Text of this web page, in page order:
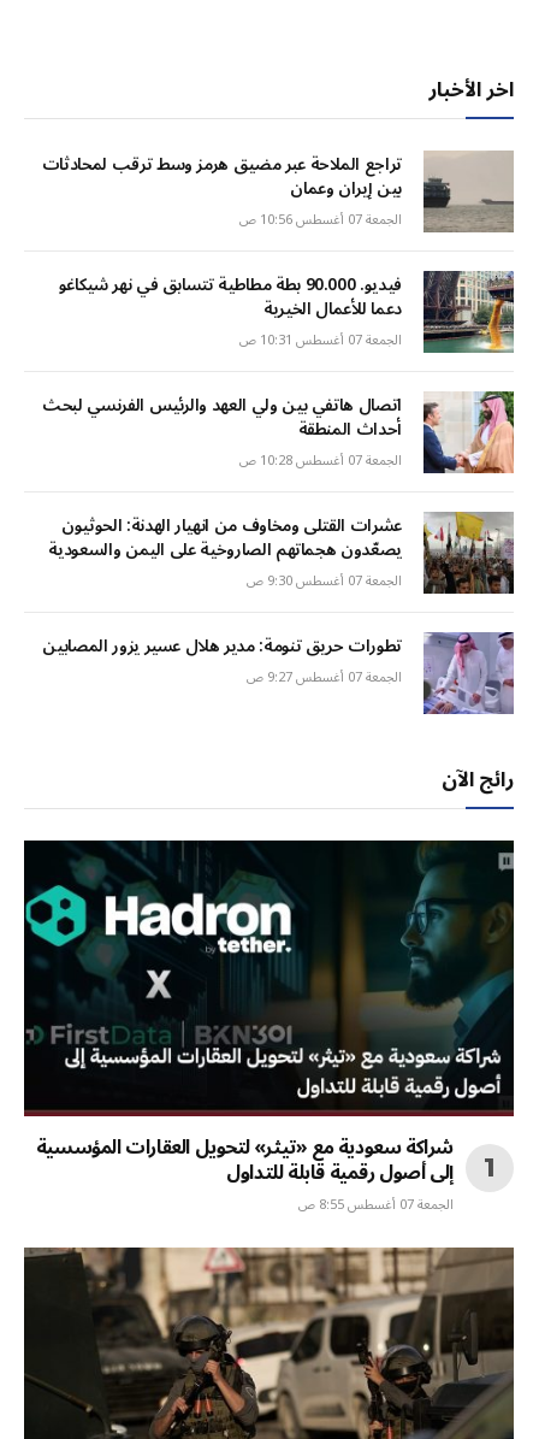
اخر الأخبار
تراجع الملاحة عبر مضيق هرمز وسط ترقب لمحادثات
بين إيران وعمان
الجمعة 07 أغسطس 10:56 ص
فيديو. 90.000 بطة مطاطية تتسابق في نهر شيكاغو
دعما للأعمال الخيرية
الجمعة 07 أغسطس 10:31 ص
اتصال هاتفي بين ولي العهد والرئيس الفرنسي لبحث
أحداث المنطقة
الجمعة 07 أغسطس 10:28 ص
عشرات القتلى ومخاوف من انهيار الهدنة: الحوثيون
يصعّدون هجماتهم الصاروخية على اليمن والسعودية
الجمعة 07 أغسطس 9:30 ص
تطورات حريق تنومة: مدير هلال عسير يزور المصابين
الجمعة 07 أغسطس 9:27 ص
رائج الآن
شراكة سعودية مع «تيثر» لتحويل العقارات المؤسسية
إلى أصول رقمية قابلة للتداول
الجمعة 07 أغسطس 8:55 ص